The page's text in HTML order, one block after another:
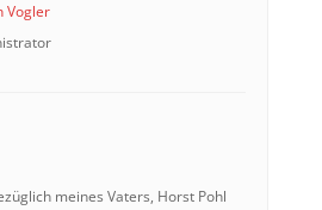
Vogler
meines Vaters, Horst Pohl